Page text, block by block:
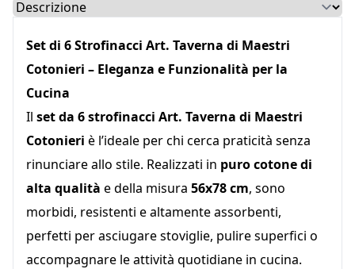
Select a tab
Set di 6 Strofinacci Art. Taverna di Maestri
Cotonieri – Eleganza e Funzionalità per la
Cucina
Il set da 6 strofinacci Art. Taverna di Maestri
Cotonieri è l’ideale per chi cerca praticità senza
rinunciare allo stile. Realizzati in puro cotone di
alta qualità e della misura 56x78 cm, sono
morbidi, resistenti e altamente assorbenti,
perfetti per asciugare stoviglie, pulire superfici o
accompagnare le attività quotidiane in cucina.